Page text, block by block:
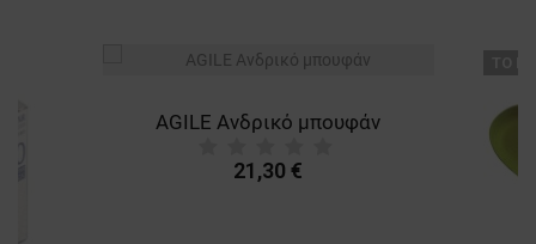
AGILE Ανδρικό μπουφάν
21,30 €